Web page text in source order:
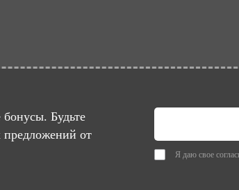
Будьте
предложений от
Я даю свое